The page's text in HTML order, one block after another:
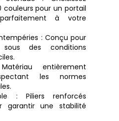
couleurs pour un portail
à votre
: Conçu pour
des conditions
entièrement
les normes
: Piliers renforcés
garantir une stabilité